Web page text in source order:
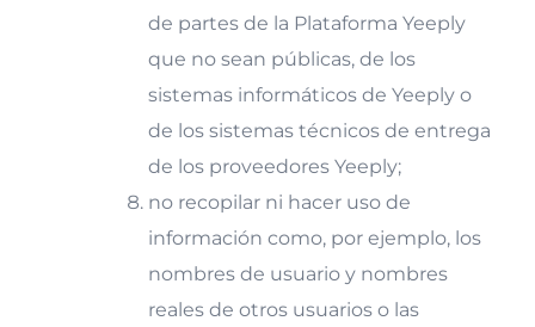
de partes de la Plataforma Yeeply
que no sean públicas, de los
sistemas informáticos de Yeeply o
de los sistemas técnicos de entrega
de los proveedores Yeeply;
no recopilar ni hacer uso de
información como, por ejemplo, los
nombres de usuario y nombres
reales de otros usuarios o las